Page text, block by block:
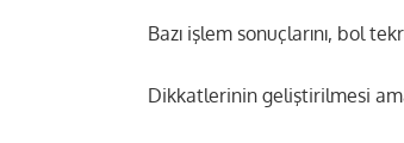
Bazı işlem sonuçlarını, bol
Dikkatlerinin geliştirilmesi